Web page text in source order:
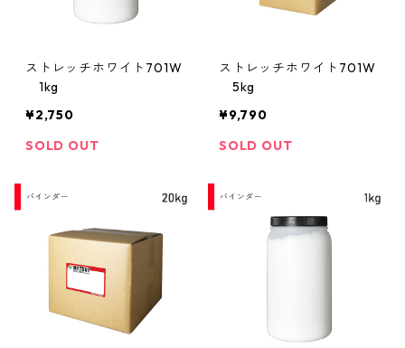
ストレッチホワイト701W
1kg
¥2,750
SOLD OUT
ストレッチホワイト701W
5kg
¥9,790
SOLD OUT